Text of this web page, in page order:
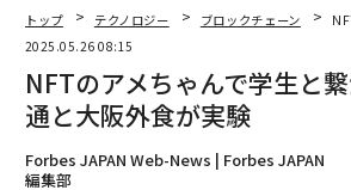
トップ テクノロジー ブロックチェーン
2025.05.26 08:15
NFTのアメちゃんで学生と
通と大阪外食が実験
Forbes JAPAN Web-News | Forbes JAPAN
編集部